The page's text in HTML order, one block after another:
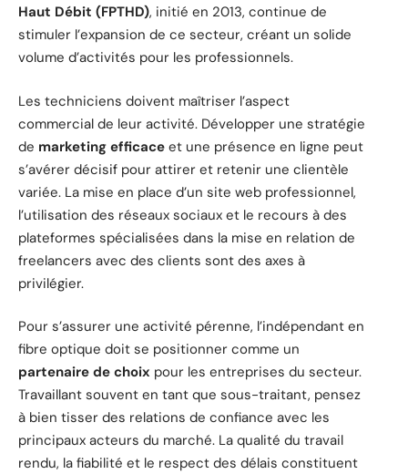
Haut Débit (FPTHD), initié en 2013, continue de
stimuler l’expansion de ce secteur, créant un solide
volume d’activités pour les professionnels.
Les techniciens doivent maîtriser l’aspect
commercial de leur activité. Développer une stratégie
de marketing efficace et une présence en ligne peut
s’avérer décisif pour attirer et retenir une clientèle
variée. La mise en place d’un site web professionnel,
l’utilisation des réseaux sociaux et le recours à des
plateformes spécialisées dans la mise en relation de
freelancers avec des clients sont des axes à
privilégier.
Pour s’assurer une activité pérenne, l’indépendant en
fibre optique doit se positionner comme un
partenaire de choix pour les entreprises du secteur.
Travaillant souvent en tant que sous-traitant, pensez
à bien tisser des relations de confiance avec les
principaux acteurs du marché. La qualité du travail
rendu, la fiabilité et le respect des délais constituent